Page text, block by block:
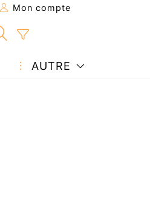
Mon compte
AUTRE